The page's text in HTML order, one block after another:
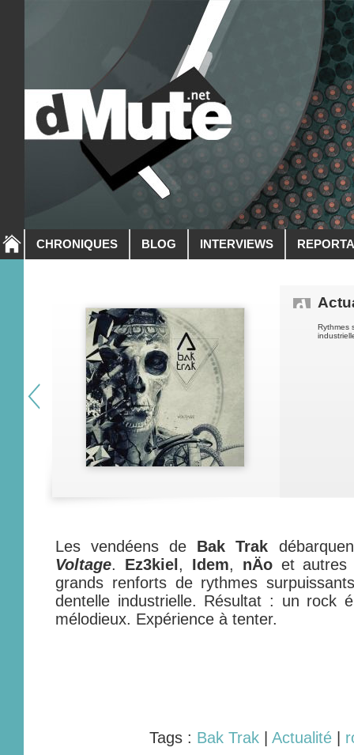
CHRONIQUES BLOG INTERVIEWS
Rythmes
Les vendéens de Bak Trak
Voltage. Ez3kiel , Idem, nÄoet
grands renforts de rythmes
dentelle industrielle. Résultat : un rock
mélodieux. Expérience à tenter.
Tags : Bak Trak| Actualité|